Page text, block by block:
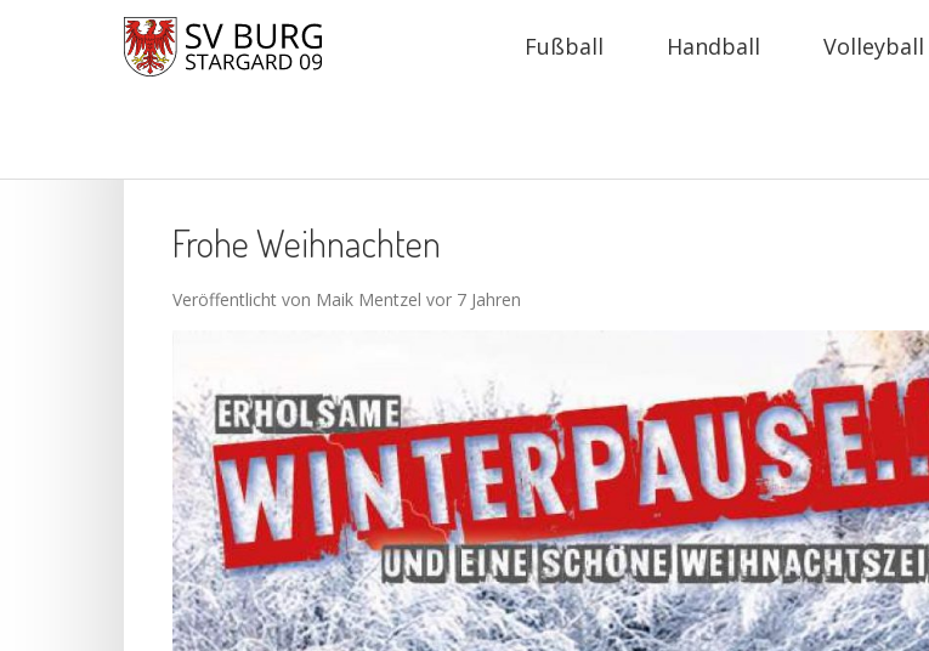
Fußball Handball Volleyball
Frohe Weihnachten
Veröffentlicht von Maik Mentzel vor 7 Jahren